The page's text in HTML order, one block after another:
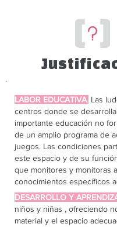
LABOR EDUCATIVA. Las
centros donde se
importante educación no
de un amplio programa de
juegos. Las condiciones
este espacio y de su
que monitores y monitoras
conocimientos específicos
DESARROLLO Y
niños y niñas , ofreciendo
material y el espacio